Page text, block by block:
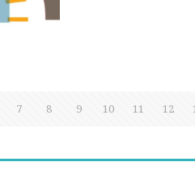
7 8 9 10 11 12